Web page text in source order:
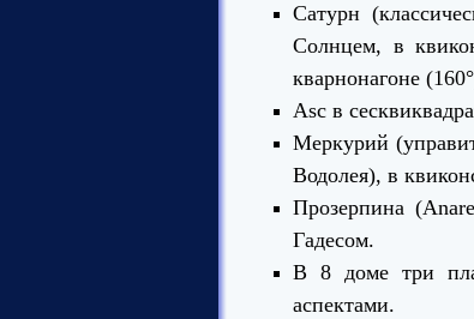
Сатурн
Солнцем, в
кварнонагоне
Asc в
Меркурий
Водолея), в
Прозерпина
Гадесом.
В 8 доме три
аспектами.